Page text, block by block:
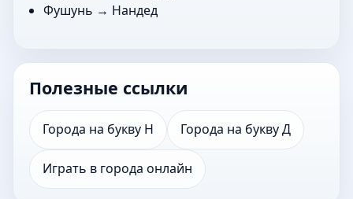
Фушунь → Нандед
Полезные ссылки
Города на букву Н Города на букву Д
Играть в города онлайн